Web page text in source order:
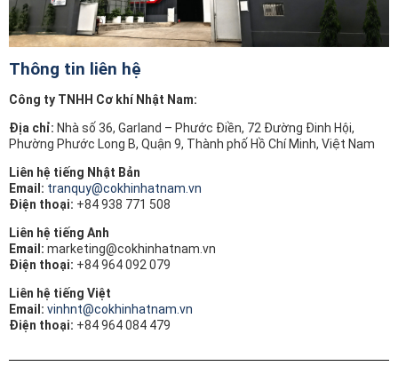
Thông tin liên hệ
Công ty TNHH Cơ khí Nhật Nam:
Địa chỉ: Nhà số 36, Garland – Phước Điền, 72 Đường Đinh Hội,
Phường Phước Long B, Quận 9, Thành phố Hồ Chí Minh, Việt Nam
Liên hệ tiếng Nhật Bản
Email: tranquy@cokhinhatnam.vn
Điện thoại: +84 938 771 508
Liên hệ tiếng Anh
Email: marketing@cokhinhatnam.vn
Điện thoại: +84 964 092 079
Liên hệ tiếng Việt
Email: vinhnt@cokhinhatnam.vn
Điện thoại: +84 964 084 479